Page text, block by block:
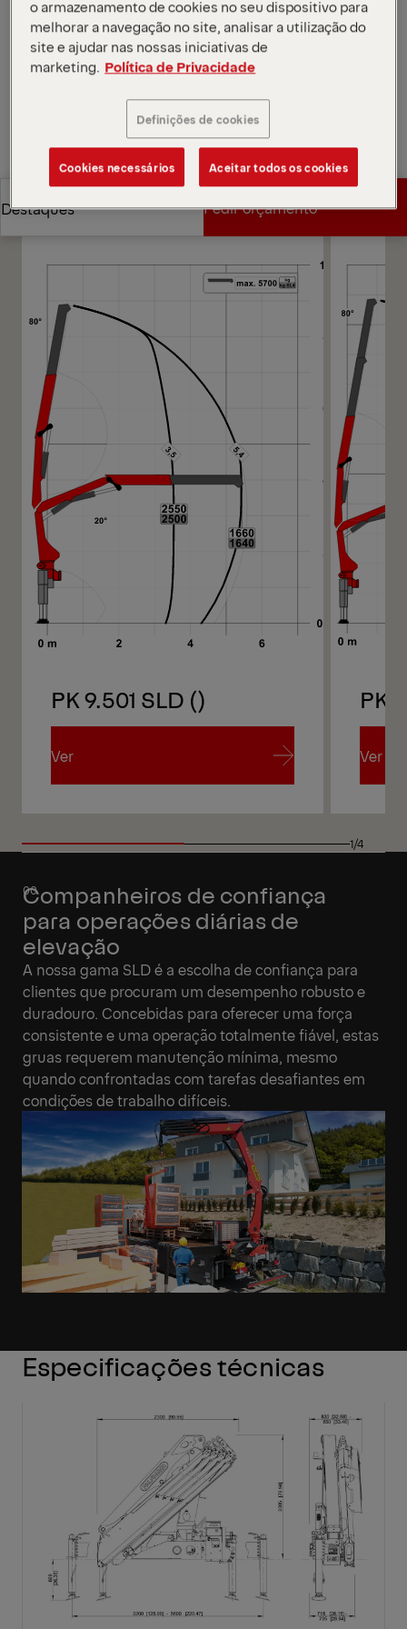
Abrir diagramas
Pedir orçamento
Encontrar parceiro de vendas
Encontrar parceiro de vendas
Destaques
Destaques
Pedir orçamento
Pedir orçamento
Diagramas
PK 9.501 SLD ()
Ver
PK
Ver
1/4
Companheiros de confiança
para operações diárias de
elevação
A nossa gama SLD é a escolha de confiança para
clientes que procuram um desempenho robusto e
duradouro. Concebidas para oferecer uma força
consistente e uma operação totalmente fiável, estas
gruas requerem manutenção mínima, mesmo
quando confrontadas com tarefas desafiantes em
condições de trabalho difíceis.
Especificações técnicas
o armazenamento de cookies no seu dispositivo para
melhorar a navegação no site, analisar a utilização do
site e ajudar nas nossas iniciativas de
marketing. Política de Privacidade
Definições de cookies
Cookies necessários Aceitar todos os cookies